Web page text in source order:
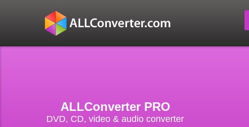
ALLConverter PRO
DVD, CD, video & audio converter